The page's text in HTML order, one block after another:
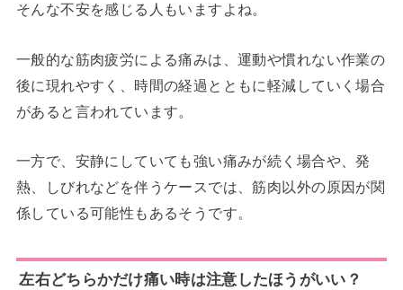
そんな不安を感じる人もいますよね。
一般的な筋肉疲労による痛みは、運動や慣れない作業の
後に現れやすく、時間の経過とともに軽減していく場合
があると言われています。
一方で、安静にしていても強い痛みが続く場合や、発
熱、しびれなどを伴うケースでは、筋肉以外の原因が関
係している可能性もあるそうです。
左右どちらかだけ痛い時は注意したほうがいい？